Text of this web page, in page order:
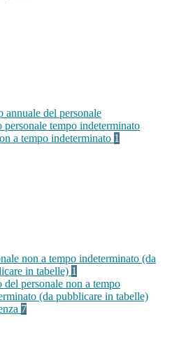
annuale del personale
personale tempo indeterminato
a tempo indeterminato 1
non a tempo indeterminato (da
in tabelle) 1
del personale non a tempo
(da pubblicare in tabelle)
7